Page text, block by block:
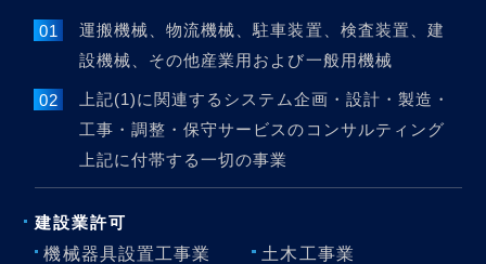
運搬機械、物流機械、駐車装置、検査装置、建
設機械、その他産業用および一般用機械
上記(1)に関連するシステム企画・設計・製造・
工事・調整・保守サービスのコンサルティング
上記に付帯する一切の事業
建設業許可
機械器具設置工事業
土木工事業